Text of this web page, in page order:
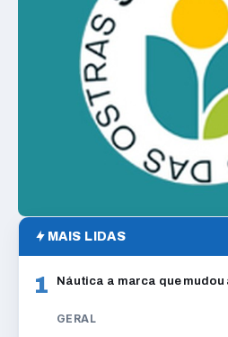
MAIS LIDAS
1 Náutica a marca que
GERAL